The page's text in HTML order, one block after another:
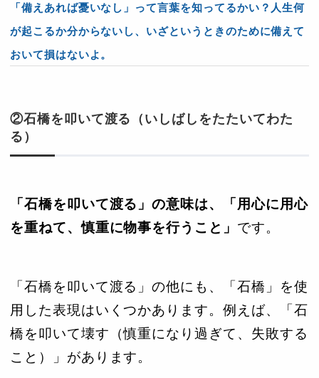
「備えあれば憂いなし」って言葉を知ってるかい？人生何
が起こるか分からないし、いざというときのために備えて
おいて損はないよ。
②石橋を叩いて渡る（いしばしをたたいてわた
る）
「石橋を叩いて渡る」の意味は、「用心に用心
を重ねて、慎重に物事を行うこと」 です。
「石橋を叩いて渡る」の他にも、「石橋」を使
用した表現はいくつかあります。例えば、「石
橋を叩いて壊す（慎重になり過ぎて、失敗する
こと）」があります。